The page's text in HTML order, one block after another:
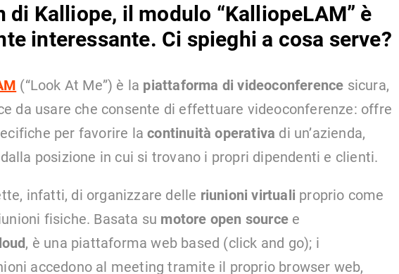
di Kalliope, il modulo “KalliopeLAM” è
interessante. Ci spieghi a cosa serve?
(“Look At Me”) è la piattaforma di videoconference sicura,
da usare che consente di effettuare videoconferenze: offre
per favorire lacontinuità operativa di un’azienda,
posizione in cui si trovano i propri dipendenti e clienti.
infatti, di organizzare delle riunioni virtuali proprio come
fisiche. Basata su motore open source e
, è una piattaforma web based (click and go); i
accedono al meeting tramite il proprio browser web,